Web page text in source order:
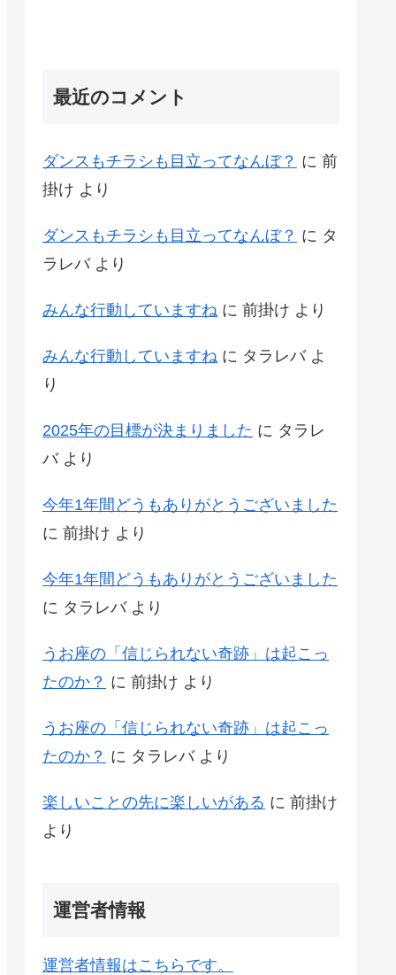
最近のコメント
ダンスもチラシも目立ってなんぼ？ に 前
掛け より
ダンスもチラシも目立ってなんぼ？ に タ
ラレバより
みんな行動していますね に 前掛け より
みんな行動していますね に タラレバよ
り
2025年の目標が決まりました に タラレ
バより
今年1年間どうもありがとうございました
に 前掛け より
今年1年間どうもありがとうございました
に タラレバより
うお座の「信じられない奇跡」は起こっ
たのか？ に 前掛け より
うお座の「信じられない奇跡」は起こっ
たのか？ に タラレバより
楽しいことの先に楽しいがある に 前掛け
より
運営者情報
運営者情報はこちらです。